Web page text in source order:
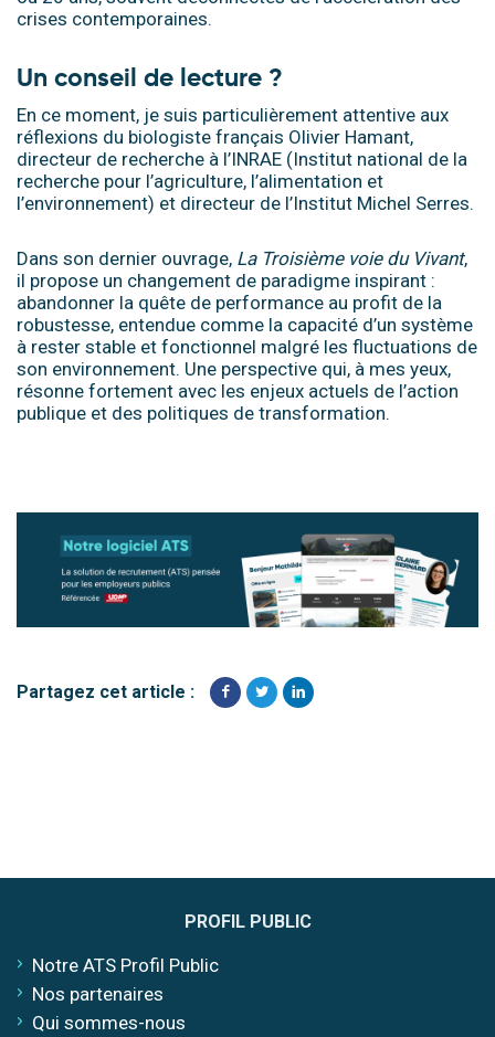
crises contemporaines.
Un conseil de lecture ?
En ce moment, je suis particulièrement attentive aux
réflexions du biologiste français Olivier Hamant,
directeur de recherche à l’INRAE (Institut national de la
recherche pour l’agriculture, l’alimentation et
l’environnement) et directeur de l’Institut Michel Serres.
Dans son dernier ouvrage, La Troisième voie du Vivant,
il propose un changement de paradigme inspirant :
abandonner la quête de performance au profit de la
robustesse, entendue comme la capacité d’un système
à rester stable et fonctionnel malgré les fluctuations de
son environnement. Une perspective qui, à mes yeux,
résonne fortement avec les enjeux actuels de l’action
publique et des politiques de transformation.
Partagez cet article :
PROFIL PUBLIC
Notre ATS Profil Public
Nos partenaires
Qui sommes-nous